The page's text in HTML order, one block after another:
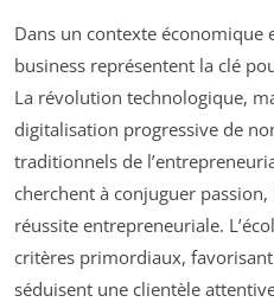
Dans un contexte économique
business représentent la clé
La révolution technologique,
digitalisation progressive de
traditionnels de
cherchent à conjuguer
réussite entrepreneuriale.
critères primordiaux,
séduisent une clientèle